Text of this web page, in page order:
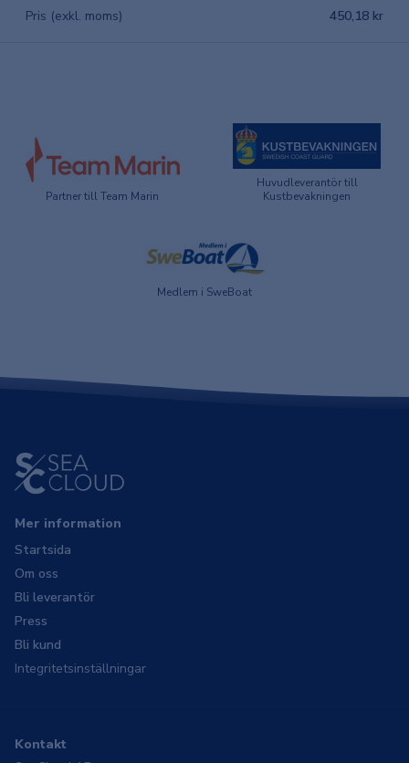
Pris (exkl. moms) 450,18 kr
Partner till Team Marin
Huvudleverantör till
Kustbevakningen
Medlem i SweBoat
Mer information
Startsida
Om oss
Bli leverantör
Press
Bli kund
Integritetsinställningar
Kontakt